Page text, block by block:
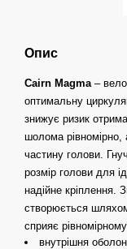
Опис
Cairn Magma–
оптимальну
знижує ризик
шолома рівномірно,
частину голови.
розмір голови для
надійне кріплення.
створюється
сприяє
внутрішня